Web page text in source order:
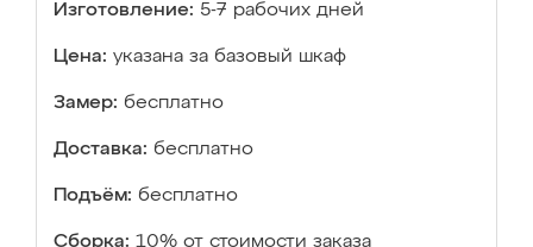
Изготовление: 5-7 рабочих дней
Цена: указана за базовый шкаф
Замер: бесплатно
Доставка: бесплатно
Подъём: бесплатно
Сборка: 10% от стоимости заказа